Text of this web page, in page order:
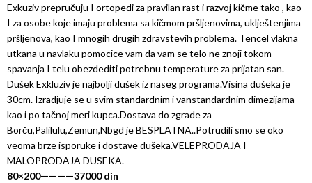
Exkuziv prepručuju I ortopedi za pravilan rast i razvoj kičme tako , kao
I za osobe koje imaju problema sa kičmom pršljenovima, uklještenjima
pršljenova, kao I mnogih drugih zdravstevih problema. Tencel vlakna
utkana u navlaku pomocice vam da vam se telo ne znoji tokom
spavanja I telu obezdediti potrebnu temperature za prijatan san.
Dušek Exkluziv je najbolji dušek iz naseg programa.Visina dušeka je
30cm. Izradjuje se u svim standardnim i vanstandardnim dimezijama
kao i po tačnoj meri kupca.Dostava do zgrade za
Borču,Palilulu,Zemun,Nbgd je BESPLATNA..Potrudili smo se oko
veoma brze isporuke i dostave dušeka.VELEPRODAJA I
MALOPRODAJA DUSEKA.
80×200————37000 din